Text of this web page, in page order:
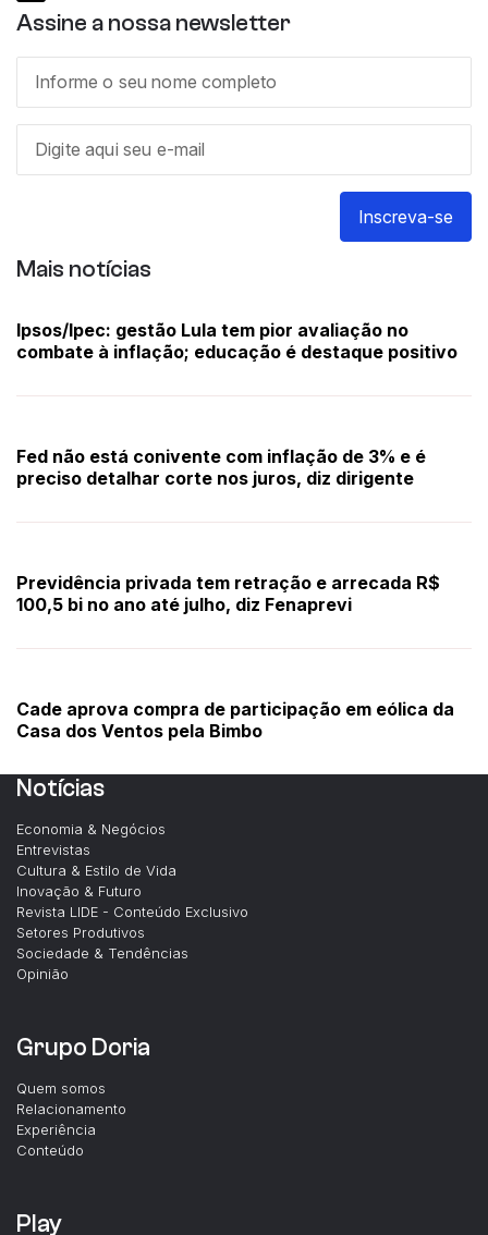
Assine a nossa newsletter
Inscreva-se
Mais notícias
Ipsos/Ipec: gestão Lula tem pior avaliação no
combate à inflação; educação é destaque positivo
Fed não está conivente com inflação de 3% e é
preciso detalhar corte nos juros, diz dirigente
Previdência privada tem retração e arrecada R$
100,5 bi no ano até julho, diz Fenaprevi
Cade aprova compra de participação em eólica da
Casa dos Ventos pela Bimbo
Notícias
Economia & Negócios
Entrevistas
Cultura & Estilo de Vida
Inovação & Futuro
Revista LIDE - Conteúdo Exclusivo
Setores Produtivos
Sociedade & Tendências
Opinião
Grupo Doria
Quem somos
Relacionamento
Experiência
Conteúdo
Play